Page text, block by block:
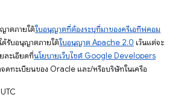
าตภายใต้ใบอนุญาตที่ต้องระบุที่มาของครีเอทีฟคอม
ด้รับอนุญาตภายใต้ใบอนุญาต Apache 2.0 เว้นแต่จะ
ละเอียดที่นโยบายเว็บไซต์ Google Developers
จดทะเบียนของ Oracle และ/หรือบริษัทในเครือ